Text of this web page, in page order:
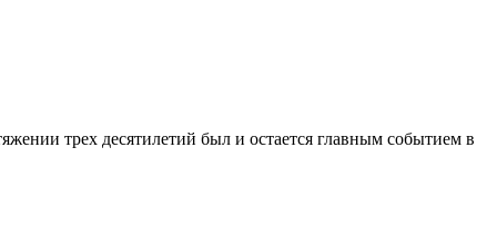
трех десятилетий был и остается главным событием в